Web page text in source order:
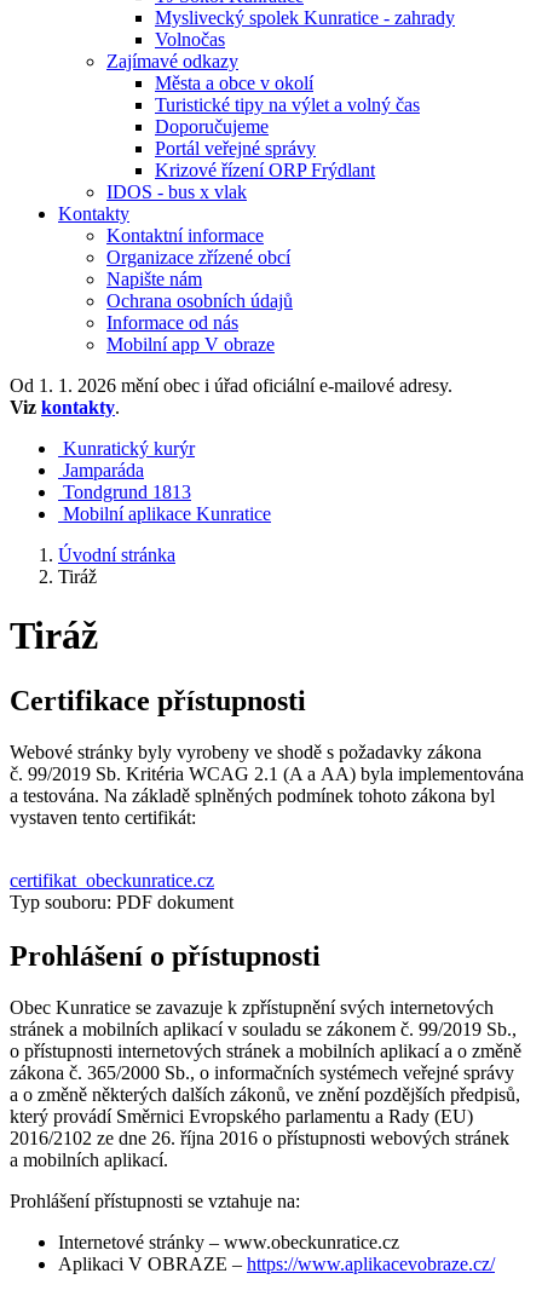
Myslivecký spolek Kunratice - zahrady
Volnočas
Zajímavé odkazy
Města a obce v okolí
Turistické tipy na výlet a volný čas
Doporučujeme
Portál veřejné správy
Krizové řízení ORP Frýdlant
IDOS - bus x vlak
Kontakty
Kontaktní informace
Organizace zřízené obcí
Napište nám
Ochrana osobních údajů
Informace od nás
Mobilní app V obraze
Od 1. 1. 2026 mění obec i úřad oficiální e-mailové adresy.
Viz kontakty.
Kunratický kurýr
Jamparáda
Tondgrund 1813
Mobilní aplikace Kunratice
Úvodní stránka
Tiráž
Tiráž
Certifikace přístupnosti
Webové stránky byly vyrobeny ve shodě s požadavky zákona
č. 99/2019 Sb. Kritéria WCAG 2.1 (A a AA) byla implementována
a testována. Na základě splněných podmínek tohoto zákona byl
vystaven tento certifikát:
certifikat_obeckunratice.cz
Typ souboru: PDF dokument
Prohlášení o přístupnosti
Obec Kunratice se zavazuje k zpřístupnění svých internetových
stránek a mobilních aplikací v souladu se zákonem č. 99/2019 Sb.,
o přístupnosti internetových stránek a mobilních aplikací a o změně
zákona č. 365/2000 Sb., o informačních systémech veřejné správy
a o změně některých dalších zákonů, ve znění pozdějších předpisů,
který provádí Směrnici Evropského parlamentu a Rady (EU)
2016/2102 ze dne 26. října 2016 o přístupnosti webových stránek
a mobilních aplikací.
Prohlášení přístupnosti se vztahuje na:
Internetové stránky – www.obeckunratice.cz
Aplikaci V OBRAZE – https://www.aplikacevobraze.cz/